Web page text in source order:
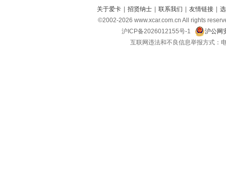
关于爱卡 招贤纳士 联系我们 友情链接
©2002-2026 www.xcar.com.cn All rights
沪ICP备2026012155号-1
沪公网
互联网违法和不良信息举报方式：